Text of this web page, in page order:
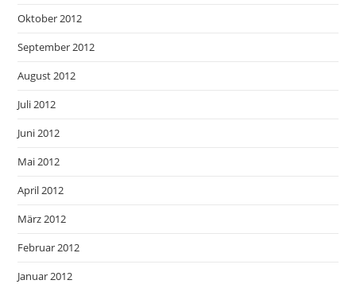
Oktober 2012
September 2012
August 2012
Juli 2012
Juni 2012
Mai 2012
April 2012
März 2012
Februar 2012
Januar 2012